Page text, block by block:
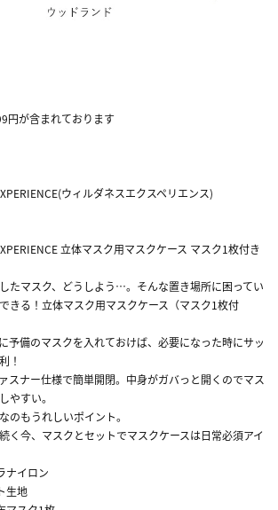
円が含まれております
ウィルダネスエクスペリエンス)
立体マスク用マスクケース マスク1枚付き
たマスク、どうしよう…。そんな置き場所に困ってい
きる！立体マスク用マスクケース（マスク1枚付
予備のマスクを入れておけば、必要になった時にサッ
！
スナー仕様で簡単開閉。中身がガバっと開くのでマス
やすい。
のもうれしいポイント。
く今、マスクとセットでマスクケースは日常必須アイ
ナイロン
生地